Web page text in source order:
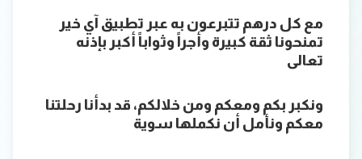
مع كل درهم تتبرعون به عبر تطبيق آي خير
تمنحونا ثقة كبيرة وأجراً وثواباً أكبر بإذنه
تعالى
ونكبر بكم ومعكم ومن خلالكم، قد بدأنا رحلتنا
معكم ونأمل أن نكملها سوية